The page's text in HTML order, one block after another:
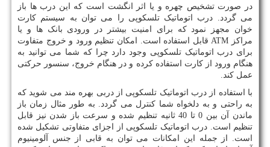
در صورت تشخیص چهره و یا اثر انگشت است که این درب ها باز
می گردد. درب اتوماتیک تلسکوپی را می توان به سیستم کارت
خوان مجهز نمود که برای امنیت بیشتر در ورودی بانک ها و یا
مراکز ATM قابل استفاده است. امکان تنظیم ورود و خروج متفاوت
برای درب اتوماتیک تلسکوپی وجود دارد چرا که شما می توانید به
هنگام ورود از کارت استفاده کرده و در هنگام خروج، سنسور حرکتی
عمل کند.
با استفاده از درب اتوماتیک تلسکوپی از دربی بهره مند می شوید که
به راحتی و به دلخواه شما کنترل می گردد. به طور مثال زمان باز
ماندن آن بین 0 تا 40 ثانیه تنظیم شده و سرعت باز شدن نیز قابل
تنظیم است. درب اتوماتیک تلسکوپی از اجزای متفاوتی تشکیل شده
است. از جمله این امکانات می توان به قابی از جنس آلومینیوم